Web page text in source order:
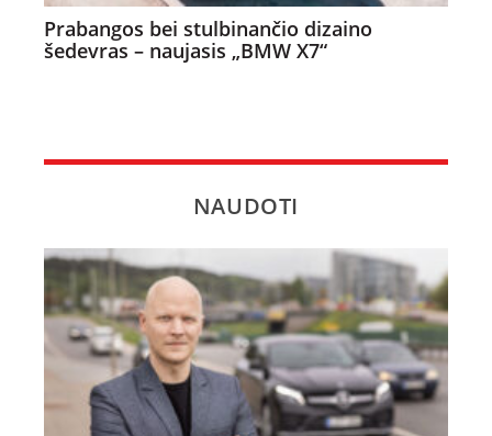
Prabangos bei stulbinančio dizaino
šedevras – naujasis „BMW X7“
NAUDOTI